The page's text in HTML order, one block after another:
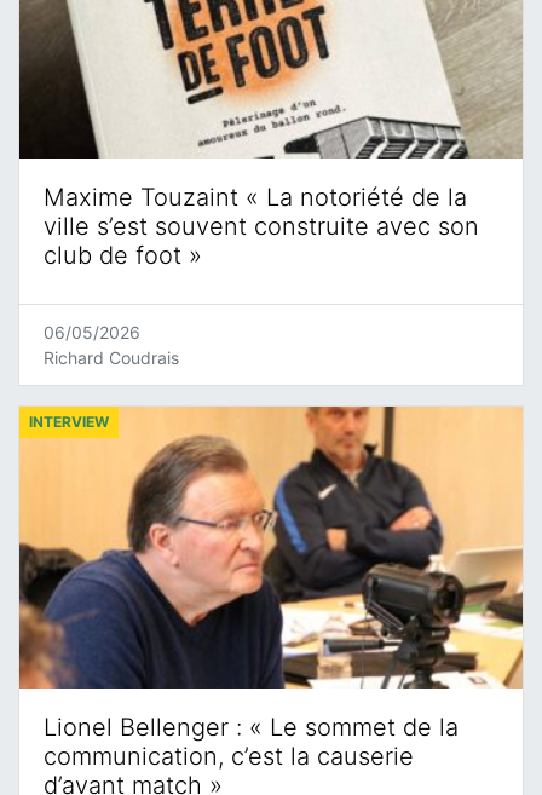
Maxime Touzaint « La notoriété de la
ville s’est souvent construite avec son
club de foot »
06/05/2026
Richard Coudrais
Lionel Bellenger : « Le sommet de la
communication, c’est la causerie
d’avant match »
INTERVIEW